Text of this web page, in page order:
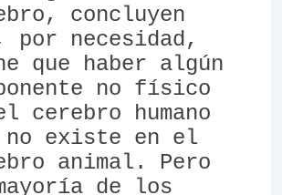
concluyen
por necesidad,
que haber algún
no físico
cerebro humano
no existe en el
animal. Pero
de los